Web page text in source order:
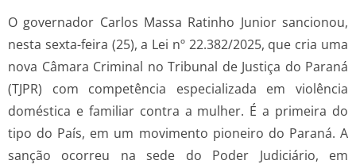
O governador Carlos Massa Ratinho Junior sancionou,
nesta sexta-feira (25), a Lei nº 22.382/2025, que cria uma
nova Câmara Criminal no Tribunal de Justiça do Paraná
(TJPR) com competência especializada em violência
doméstica e familiar contra a mulher. É a primeira do
tipo do País, em um movimento pioneiro do Paraná. A
sanção ocorreu na sede do Poder Judiciário, em